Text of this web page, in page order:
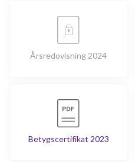
Årsredovisning 2024
Betygscertifikat 2023